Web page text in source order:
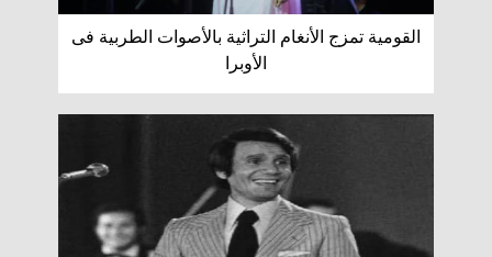
القومية تمزج الأنغام التراثية بالأصوات الطربية فى
الأوبرا